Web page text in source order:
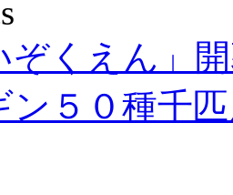
ぞくえん」
ン５０種千